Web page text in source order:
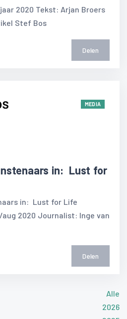
2020 Tekst: Arjan Broers
Stef Bos
Delen
MEDIA
in: Lust for
in: Lust for Life
2020 Journalist: Inge van
Delen
Alle
2026